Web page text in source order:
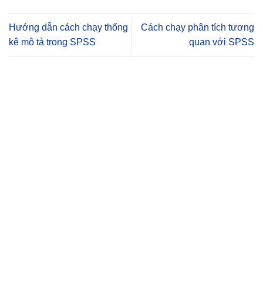
Hướng dẫn cách chạy thống
kê mô tả trong SPSS
Cách chạy phân tích tương
quan với SPSS